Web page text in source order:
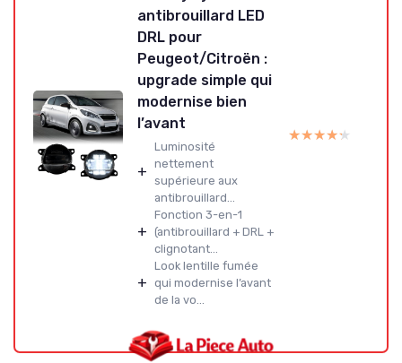
antibrouillard LED
DRL pour
Peugeot/Citroën :
upgrade simple qui
modernise bien
l’avant
+
Luminosité
nettement
supérieure aux
antibrouillard...
+
Fonction 3-en-1
(antibrouillard + DRL +
clignotant...
+
Look lentille fumée
qui modernise l’avant
de la vo...
★★★★★
★★★★★